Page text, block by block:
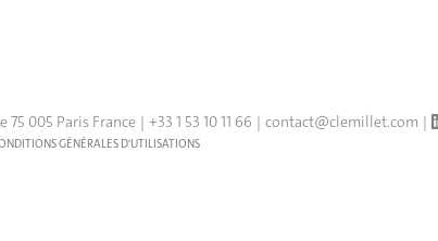
75 005 Paris France +33 1 53 10 11 66 contact@clemillet.com
GÉNÉRALES D'UTILISATIONS